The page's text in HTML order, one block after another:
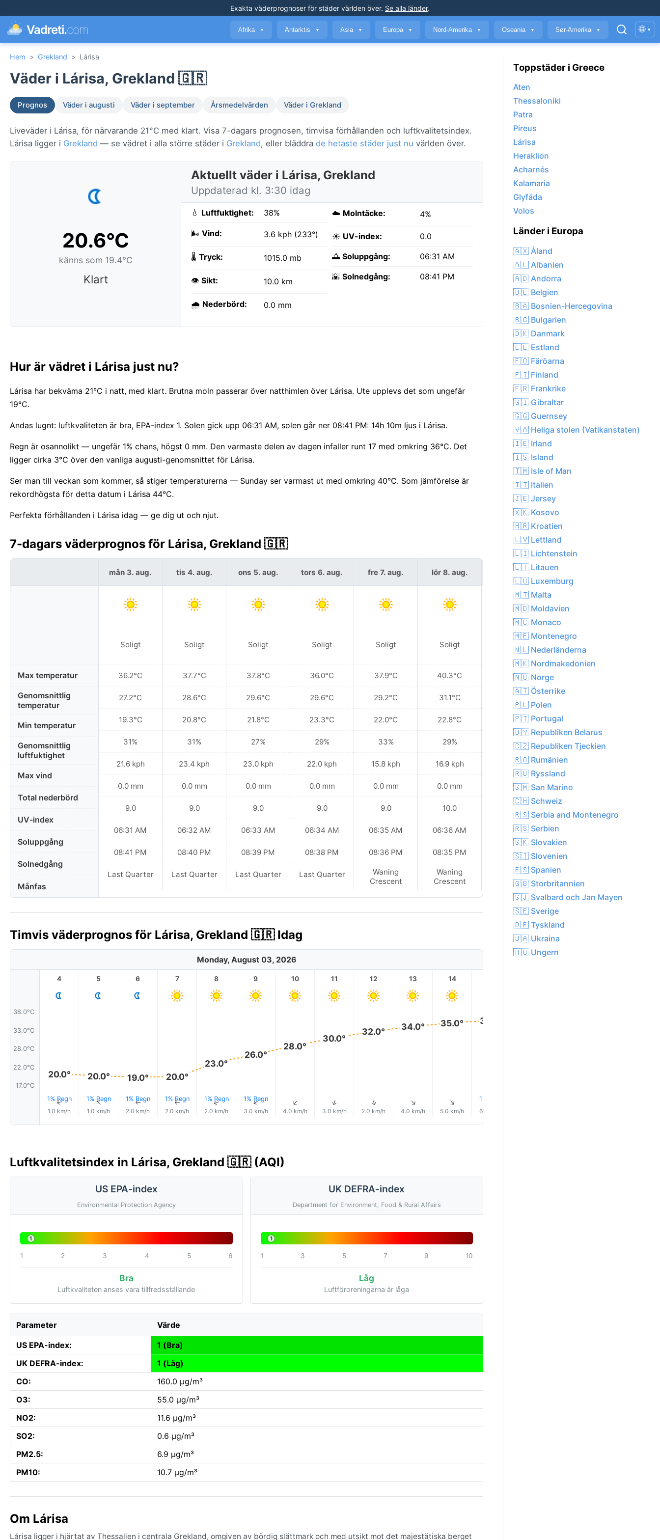
Exakta väderprognoser för städer världen över. Se alla länder.
Vadreti.com Afrika ▼ Antarktis ▼ Asia ▼ Europa ▼ Nord-Amerika ▼ Oseania ▼ Sør-Amerika ▼ 🌐 ▾
Hem > Grekland > Lárisa
Väder i Lárisa, Grekland 🇬🇷
Prognos Väder i augusti Väder i september Årsmedelvärden Väder i Grekland
Liveväder i Lárisa, för närvarande 21°C med klart. Visa 7-dagars prognosen, timvisa förhållanden och luftkvalitetsindex.
Lárisa ligger i Grekland — se vädret i alla större städer i Grekland, eller bläddra de hetaste städer just nu världen över.
20.6°C
känns som 19.4°C
Klart
Aktuellt väder i Lárisa, Grekland
Uppdaterad kl. 3:30 idag
💧 Luftfuktighet: 38%
🌬️ Vind: 3.6 kph (233°)
🌡️ Tryck: 1015.0 mb
👁️ Sikt: 10.0 km
🌧️ Nederbörd: 0.0 mm
☁️ Molntäcke: 4%
☀️ UV-index: 0.0
🌅 Soluppgång: 06:31 AM
🌇 Solnedgång: 08:41 PM
Hur är vädret i Lárisa just nu?
Lárisa har bekväma 21°C i natt, med klart. Brutna moln passerar över natthimlen över Lárisa. Ute upplevs det som ungefär
19°C.
Andas lugnt: luftkvaliteten är bra, EPA-index 1. Solen gick upp 06:31 AM, solen går ner 08:41 PM: 14h 10m ljus i Lárisa.
Regn är osannolikt — ungefär 1% chans, högst 0 mm. Den varmaste delen av dagen infaller runt 17 med omkring 36°C. Det
ligger cirka 3°C över den vanliga augusti-genomsnittet för Lárisa.
Ser man till veckan som kommer, så stiger temperaturerna — Sunday ser varmast ut med omkring 40°C. Som jämförelse är
rekordhögsta för detta datum i Lárisa 44°C.
Perfekta förhållanden i Lárisa idag — ge dig ut och njut.
7-dagars väderprognos för Lárisa, Grekland 🇬🇷
Max temperatur
Genomsnittlig
temperatur
Min temperatur
Genomsnittlig
luftfuktighet
Max vind
Total nederbörd
UV-index
Soluppgång
Solnedgång
Månfas
mån 3. aug.
Soligt
36.2°C
27.2°C
19.3°C
31%
21.6 kph
0.0 mm
9.0
06:31 AM
08:41 PM
Last Quarter
tis 4. aug.
Soligt
37.7°C
28.6°C
20.8°C
31%
23.4 kph
0.0 mm
9.0
06:32 AM
08:40 PM
Last Quarter
ons 5. aug.
Soligt
37.8°C
29.6°C
21.8°C
27%
23.0 kph
0.0 mm
9.0
06:33 AM
08:39 PM
Last Quarter
tors 6. aug.
Soligt
36.0°C
29.6°C
23.3°C
29%
22.0 kph
0.0 mm
9.0
06:34 AM
08:38 PM
Last Quarter
fre 7. aug.
Soligt
37.9°C
29.2°C
22.0°C
33%
15.8 kph
0.0 mm
9.0
06:35 AM
08:36 PM
Waning
Crescent
lör 8. aug.
Soligt
40.3°C
31.1°C
22.8°C
29%
16.9 kph
0.0 mm
10.0
06:36 AM
08:35 PM
Waning
Crescent
sön 9. aug.
Soligt
40.5°C
32.1°C
24.7°C
26%
21.6 kph
0.0 mm
10.0
06:37 AM
08:34 PM
Waning
Crescent
Timvis väderprognos för Lárisa, Grekland 🇬🇷 Idag
Monday, August 03, 2026
38.0°C
33.0°C
28.0°C
22.0°C
17.0°C
4
20.0°
1% Regn
↑
1.0 km/h
5
20.0°
1% Regn
↑
1.0 km/h
6
19.0°
1% Regn
↑
2.0 km/h
7
20.0°
1% Regn
↑
2.0 km/h
8
23.0°
1% Regn
↑
2.0 km/h
9
26.0°
1% Regn
↑
3.0 km/h
10
28.0°
↑
4.0 km/h
11
30.0°
↑
3.0 km/h
12
32.0°
↑
2.0 km/h
13
34.0°
↑
4.0 km/h
14
35.0°
↑
5.0 km/h
36.0°
1% Regn
6.0 km/h
Luftkvalitetsindex in Lárisa, Grekland 🇬🇷 (AQI)
US EPA-index
Environmental Protection Agency
1
1 2 3 4 5 6
Bra
Luftkvaliteten anses vara tillfredsställande
UK DEFRA-index
Department for Environment, Food & Rural Affairs
1
1 3 5 7 9 10
Låg
Luftföroreningarna är låga
Parameter Värde
US EPA-index:
1 (Bra)
UK DEFRA-index:
1 (Låg)
CO:
160.0 µg/m³
O3:
55.0 µg/m³
NO2:
11.6 µg/m³
SO2:
0.6 µg/m³
PM2.5:
6.9 µg/m³
PM10:
10.7 µg/m³
Om Lárisa
Lárisa ligger i hjärtat av Thessalien i centrala Grekland, omgiven av bördig slättmark och med utsikt mot det majestätiska berget
Toppstäder i Greece
Aten
Thessaloníki
Patra
Pireus
Lárisa
Heraklion
Acharnés
Kalamaria
Glyfáda
Volos
Länder i Europa
🇦🇽 Åland
🇦🇱 Albanien
🇦🇩 Andorra
🇧🇪 Belgien
🇧🇦 Bosnien-Hercegovina
🇧🇬 Bulgarien
🇩🇰 Danmark
🇪🇪 Estland
🇫🇴 Färöarna
🇫🇮 Finland
🇫🇷 Frankrike
🇬🇮 Gibraltar
🇬🇬 Guernsey
🇻🇦 Heliga stolen (Vatikanstaten)
🇮🇪 Irland
🇮🇸 Island
🇮🇲 Isle of Man
🇮🇹 Italien
🇯🇪 Jersey
🇽🇰 Kosovo
🇭🇷 Kroatien
🇱🇻 Lettland
🇱🇮 Lichtenstein
🇱🇹 Litauen
🇱🇺 Luxemburg
🇲🇹 Malta
🇲🇩 Moldavien
🇲🇨 Monaco
🇲🇪 Montenegro
🇳🇱 Nederländerna
🇲🇰 Nordmakedonien
🇳🇴 Norge
🇦🇹 Österrike
🇵🇱 Polen
🇵🇹 Portugal
🇧🇾 Republiken Belarus
🇨🇿 Republiken Tjeckien
🇷🇴 Rumänien
🇷🇺 Ryssland
🇸🇲 San Marino
🇨🇭 Schweiz
🇷🇸 Serbia and Montenegro
🇷🇸 Serbien
🇸🇰 Slovakien
🇸🇮 Slovenien
🇪🇸 Spanien
🇬🇧 Storbritannien
🇸🇯 Svalbard och Jan Mayen
🇸🇪 Sverige
🇩🇪 Tyskland
🇺🇦 Ukraina
🇭🇺 Ungern